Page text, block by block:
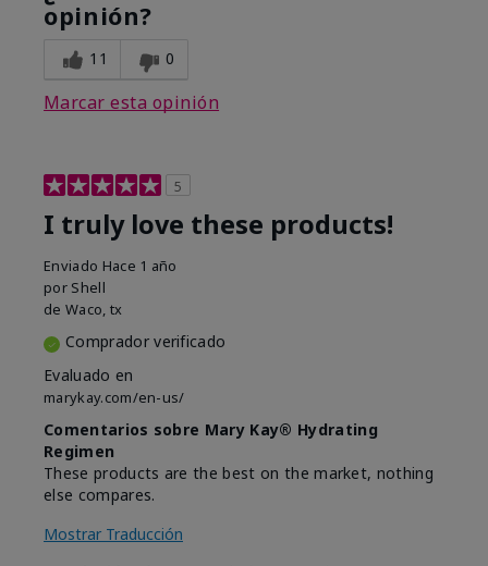
opinión?
11 0
Marcar esta opinión
5
I truly love these products!
Enviado Hace 1 año
por Shell
de Waco, tx
Comprador verificado
Evaluado en
marykay.com/en-us/
Comentarios sobre Mary Kay® Hydrating
Regimen
These products are the best on the market, nothing
else compares.
Mostrar Traducción